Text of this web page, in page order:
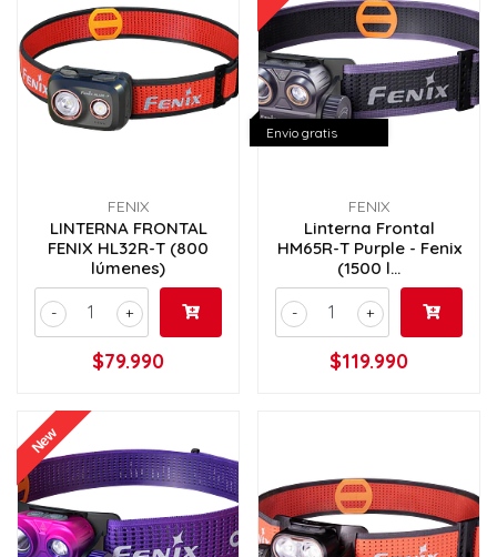
FENIX
LINTERNA FRONTAL
FENIX HL32R-T (800
lúmenes)
+
-
$79.990
Envio gratis
FENIX
Linterna Frontal
HM65R-T Purple - Fenix
(1500 l...
+
-
$119.990
New